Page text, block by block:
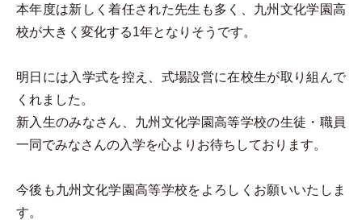
本年度は新しく着任された先生も多く、九州文化学園高
校が大きく変化する1年となりそうです。
明日には入学式を控え、式場設営に在校生が取り組んで
くれました。
新入生のみなさん、九州文化学園高等学校の生徒・職員
一同でみなさんの入学を心よりお待ちしております。
今後も九州文化学園高等学校をよろしくお願いいたしま
す。